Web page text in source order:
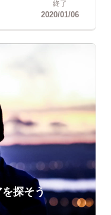
終了
2020/01/06
探そう